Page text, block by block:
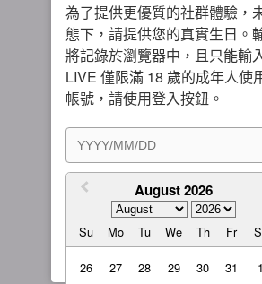
電玩遊戲
大神推薦
男主播
女主播
我的訂閱
繁體中文
繁體中文-香港
日本語
English-US
為了提供更優質的社群體驗，
態下，請提供您的真實生日。
將記錄於瀏覽器中，且只能輸
LIVE 僅限滿 18 歲的成年人使
帳號，請使用登入按鈕。
August 2026
Su Mo Tu We Th Fr
26 27 28 29 30 31
1
我同意 服務條款與隱私權政策